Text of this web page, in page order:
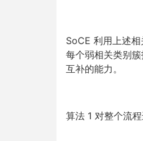
SoCE 利用上述
每个弱相关类别
互补的能力。
算法 1 对整个流